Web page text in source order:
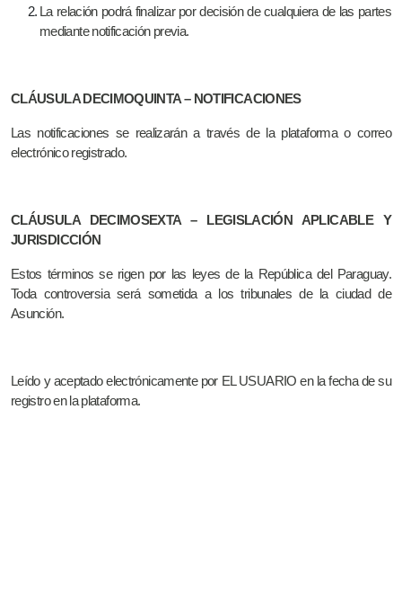
La relación podrá finalizar por decisión de cualquiera de las partes
mediante notificación previa.
CLÁUSULA DECIMOQUINTA – NOTIFICACIONES
Las notificaciones se realizarán a través de la plataforma o correo
electrónico registrado.
CLÁUSULA DECIMOSEXTA – LEGISLACIÓN APLICABLE Y
JURISDICCIÓN
Estos términos se rigen por las leyes de la República del Paraguay.
Toda controversia será sometida a los tribunales de la ciudad de
Asunción.
Leído y aceptado electrónicamente por EL USUARIO en la fecha de su
registro en la plataforma.